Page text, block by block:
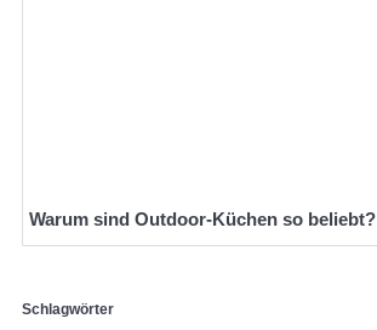
Warum sind Outdoor-Küchen so beliebt?
Schlagwörter